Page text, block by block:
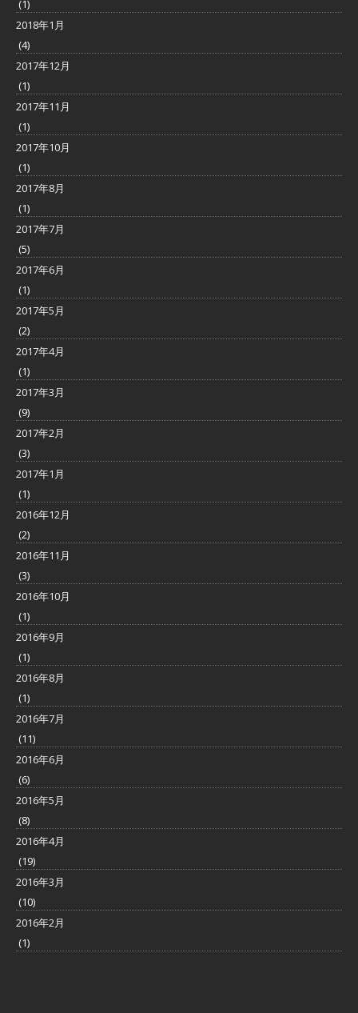
(1)
2018年1月
(4)
2017年12月
(1)
2017年11月
(1)
2017年10月
(1)
2017年8月
(1)
2017年7月
(5)
2017年6月
(1)
2017年5月
(2)
2017年4月
(1)
2017年3月
(9)
2017年2月
(3)
2017年1月
(1)
2016年12月
(2)
2016年11月
(3)
2016年10月
(1)
2016年9月
(1)
2016年8月
(1)
2016年7月
(11)
2016年6月
(6)
2016年5月
(8)
2016年4月
(19)
2016年3月
(10)
2016年2月
(1)